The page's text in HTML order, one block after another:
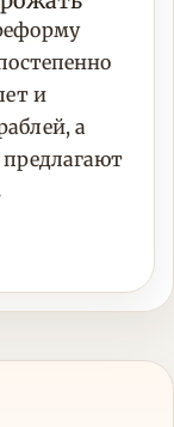
и
а
предлагают